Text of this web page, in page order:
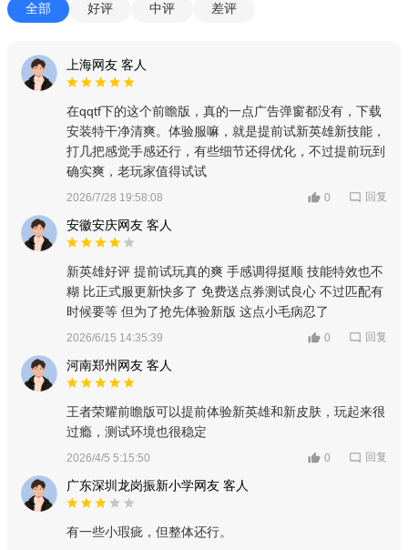
全部 好评 中评 差评
上海网友 客人
在qqtf下的这个前瞻版，真的一点广告弹窗都没有，下载
安装特干净清爽。体验服嘛，就是提前试新英雄新技能，
打几把感觉手感还行，有些细节还得优化，不过提前玩到
确实爽，老玩家值得试试
2026/7/28 19:58:08 0 回复
安徽安庆网友 客人
新英雄好评 提前试玩真的爽 手感调得挺顺 技能特效也不
糊 比正式服更新快多了 免费送点券测试良心 不过匹配有
时候要等 但为了抢先体验新版 这点小毛病忍了
2026/6/15 14:35:39 0 回复
河南郑州网友 客人
王者荣耀前瞻版可以提前体验新英雄和新皮肤，玩起来很
过瘾，测试环境也很稳定
2026/4/5 5:15:50 0 回复
广东深圳龙岗振新小学网友 客人
有一些小瑕疵，但整体还行。